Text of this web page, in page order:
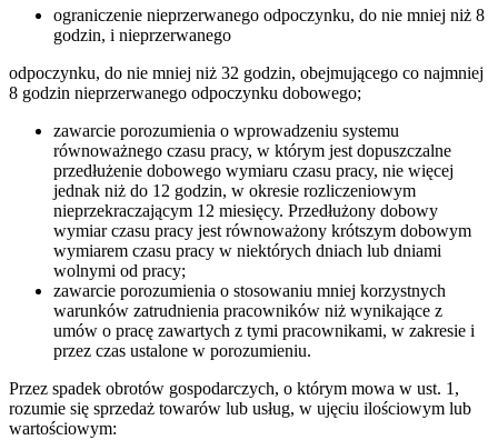
ograniczenie nieprzerwanego odpoczynku, do nie mniej niż 8
godzin, i nieprzerwanego
odpoczynku, do nie mniej niż 32 godzin, obejmującego co najmniej
8 godzin nieprzerwanego odpoczynku dobowego;
zawarcie porozumienia o wprowadzeniu systemu
równoważnego czasu pracy, w którym jest dopuszczalne
przedłużenie dobowego wymiaru czasu pracy, nie więcej
jednak niż do 12 godzin, w okresie rozliczeniowym
nieprzekraczającym 12 miesięcy. Przedłużony dobowy
wymiar czasu pracy jest równoważony krótszym dobowym
wymiarem czasu pracy w niektórych dniach lub dniami
wolnymi od pracy;
zawarcie porozumienia o stosowaniu mniej korzystnych
warunków zatrudnienia pracowników niż wynikające z
umów o pracę zawartych z tymi pracownikami, w zakresie i
przez czas ustalone w porozumieniu.
Przez spadek obrotów gospodarczych, o którym mowa w ust. 1,
rozumie się sprzedaż towarów lub usług, w ujęciu ilościowym lub
wartościowym: